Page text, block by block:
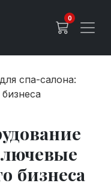
0
спа-салона:
бизнеса